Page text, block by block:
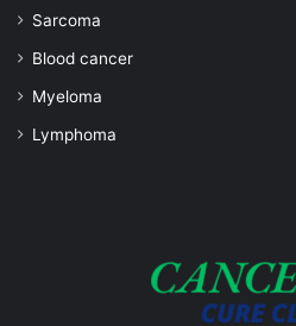
Sarcoma
Blood cancer
Myeloma
Lymphoma